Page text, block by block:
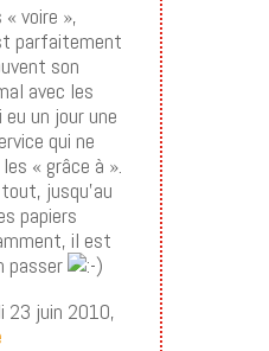
« voire »,
parfaitement
son
avec les
eu un jour une
qui ne
« grâce à ».
jusqu’au
papiers
il est
passer
23 juin 2010,